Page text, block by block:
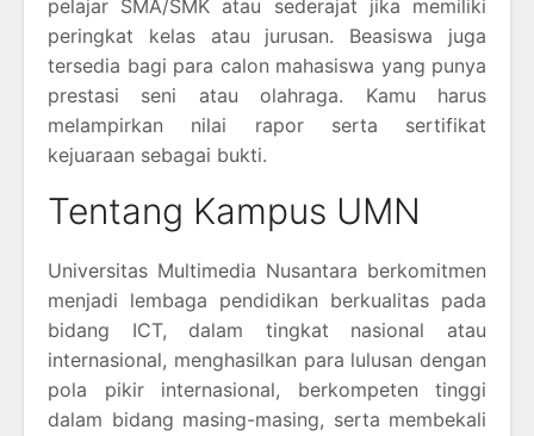
pelajar SMA/SMK atau sederajat jika memiliki
peringkat kelas atau jurusan. Beasiswa juga
tersedia bagi para calon mahasiswa yang punya
prestasi seni atau olahraga. Kamu harus
melampirkan nilai rapor serta sertifikat
kejuaraan sebagai bukti.
Tentang Kampus UMN
Universitas Multimedia Nusantara berkomitmen
menjadi lembaga pendidikan berkualitas pada
bidang ICT, dalam tingkat nasional atau
internasional, menghasilkan para lulusan dengan
pola pikir internasional, berkompeten tinggi
dalam bidang masing-masing, serta membekali